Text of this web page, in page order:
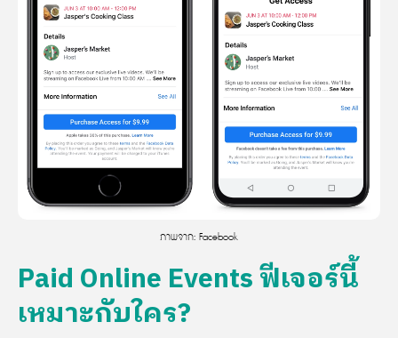
ภาพจาก: Facebook
Paid Online Events ฟีเจอร์นี้
เหมาะกับใคร?